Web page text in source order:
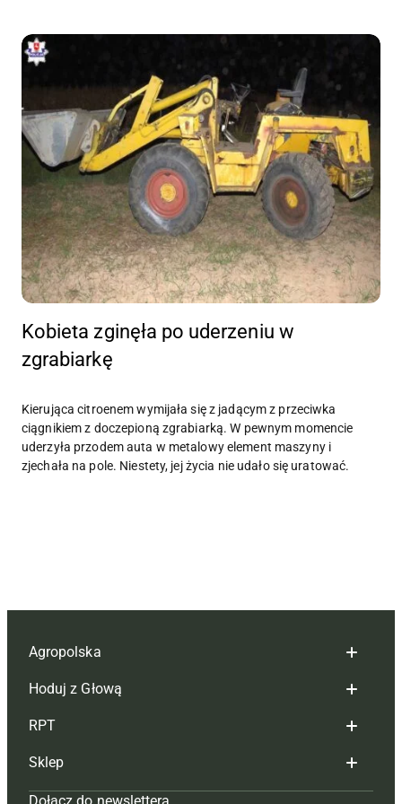
Kobieta zginęła po uderzeniu w
zgrabiarkę
Kierująca citroenem wymijała się z jadącym z przeciwka
ciągnikiem z doczepioną zgrabiarką. W pewnym momencie
uderzyła przodem auta w metalowy element maszyny i
zjechała na pole. Niestety, jej życia nie udało się uratować.
Agropolska
Redakcja
Reklama
Tagi
Hoduj z Głową
Hoduj z głową bydło
Hoduj z głową świnie
RPT
Redakcja
Sklep